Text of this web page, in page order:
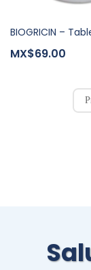
BIOGRICIN –
MX$69.00